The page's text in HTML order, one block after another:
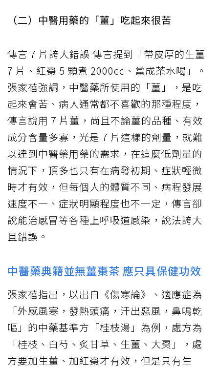
（二）中醫用藥的「薑」吃起來很苦
傳言 7 片誇大錯誤 傳言提到「帶皮厚的生薑
7 片、紅棗 5 顆煮 2000cc、當成茶水喝」。
張家蓓強調，中醫藥所使用的「薑」，是吃
起來會苦、病人通常都不喜歡的那種程度，
傳言說用 7 片薑，尚且不論薑的品種、有效
成分含量多寡，光是 7 片這樣的劑量，就難
以達到中醫藥用藥的需求，在這麼低劑量的
情況下，頂多也只有在病發初期、症狀輕微
時才有效，但每個人的體質不同、病程發展
速度不一、症狀明顯程度也不一定，傳言卻
說能治感冒等各種上呼吸道感染，說法誇大
且錯誤。
中醫藥典籍並無薑棗茶 應只具保健功效
張家蓓指出，以出自《傷寒論》、適應症為
「外感風寒，發熱頭痛，汗出惡風，鼻鳴乾
嘔」的中藥基準方「桂枝湯」為例，處方為
「桂枝、白芍、炙甘草、生薑、大棗」，處
方要加生薑、加紅棗才有效，但是只有生